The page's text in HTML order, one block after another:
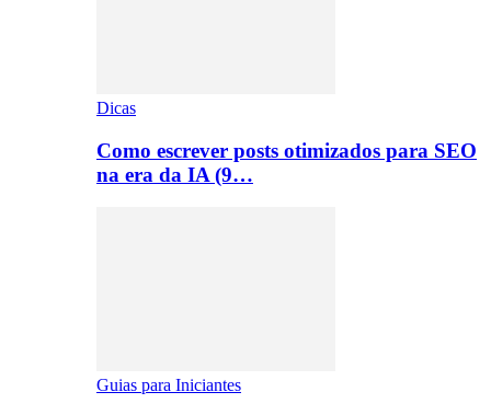
Dicas
Como escrever posts otimizados para SEO
na era da IA (9…
Guias para Iniciantes